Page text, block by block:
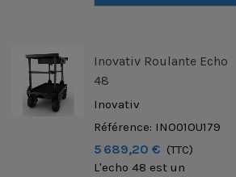
Inovativ Roulante Echo
48
Inovativ
Référence: INO01OU179
5 689,20 € (TTC)
L'echo 48 est un